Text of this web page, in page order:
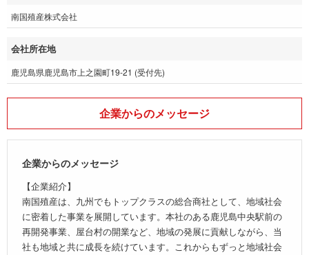
南国殖産株式会社
会社所在地
鹿児島県鹿児島市上之園町19-21 (受付先)
企業からのメッセージ
企業からのメッセージ
【企業紹介】
南国殖産は、九州でもトップクラスの総合商社として、地域社会
に密着した事業を展開しています。本社のある鹿児島中央駅前の
再開発事業、屋台村の開業など、地域の発展に貢献しながら、当
社も地域と共に成長を続けています。これからもずっと地域社会